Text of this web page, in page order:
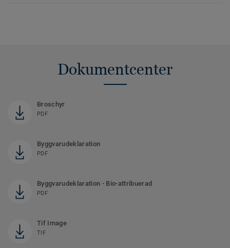
Dokumentcenter
Broschyr
PDF
Byggvarudeklaration
PDF
Byggvarudeklaration - Bio-attribuerad
PDF
Tif Image
TIF